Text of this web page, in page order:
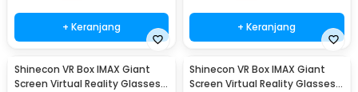
+ Keranjang + Keranjang
Shinecon VR Box IMAX Giant
Screen Virtual Reality Glasses -
Shinecon VR Box IMAX Giant
Screen Virtual Reality Glasses -